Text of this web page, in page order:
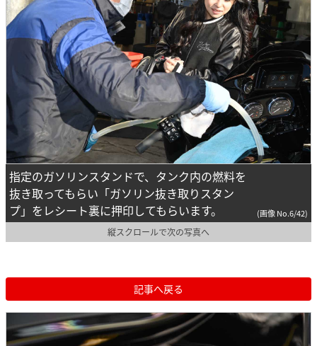
指定のガソリンスタンドで、タンク内の燃料を
抜き取ってもらい「ガソリン抜き取りスタン
プ」をレシート裏に押印してもらいます。
(画像 No.6/42)
縦スクロールで次の写真へ
記事へ戻る